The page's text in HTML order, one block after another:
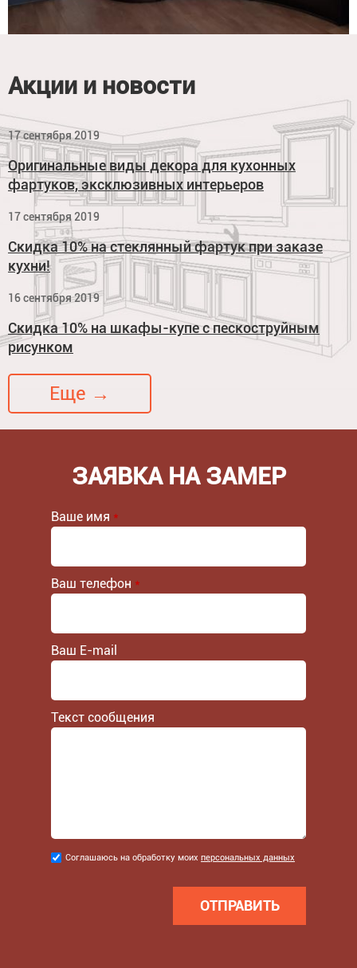
Акции и новости
17 сентября 2019
Оригинальные виды декора для кухонных
фартуков, эксклюзивных интерьеров
17 сентября 2019
Скидка 10% на стеклянный фартук при заказе
кухни!
16 сентября 2019
Скидка 10% на шкафы-купе с пескоструйным
рисунком
Еще →
ЗАЯВКА НА ЗАМЕР
Ваше имя *
Ваш телефон *
Ваш E-mail
Текст сообщения
Соглашаюсь
Соглашаюсь на обработку моих персональных данных